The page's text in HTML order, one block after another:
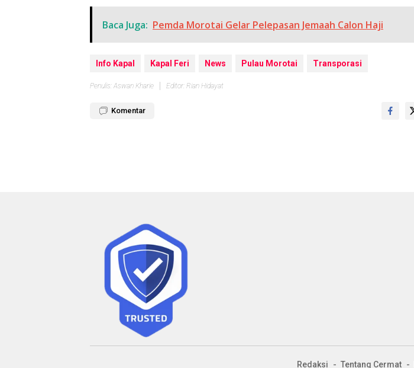
Baca Juga: Pemda Morotai Gelar Pelepasan Jemaah Calon Haji
Info Kapal Kapal Feri News Pulau Morotai Transporasi
Penulis: Aswan Kharie Editor: Rian Hidayat
Komentar
Redaksi Tentang Cermat